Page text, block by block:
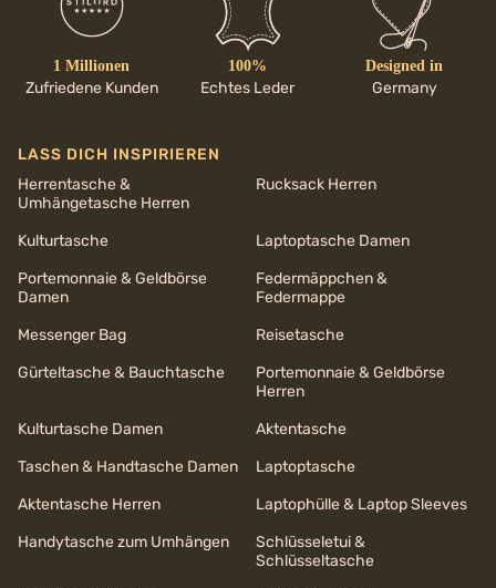
1 Millionen
Zufriedene Kunden
100%
Echtes Leder
Designed in
Germany
LASS DICH INSPIRIEREN
Herrentasche &
Umhängetasche Herren
Rucksack Herren
Kulturtasche
Laptoptasche Damen
Portemonnaie & Geldbörse
Damen
Federmäppchen &
Federmappe
Messenger Bag
Reisetasche
Gürteltasche & Bauchtasche
Portemonnaie & Geldbörse
Herren
Kulturtasche Damen
Aktentasche
Taschen & Handtasche Damen
Laptoptasche
Aktentasche Herren
Laptophülle & Laptop Sleeves
Handytasche zum Umhängen
Schlüsseletui &
Schlüsseltasche